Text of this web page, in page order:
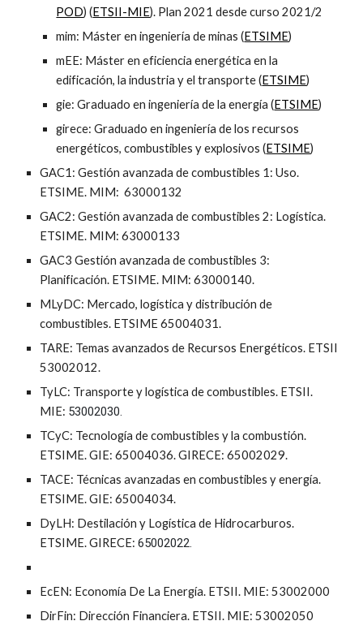
POD) (ETSII-MIE). Plan 2021desdecurso 2021/2
mim: Máster en ingeniería de minas (ETSIME)
mEE: Máster en eficiencia energética en la
edificación, la industria y el transporte (ETSIME)
gie: Graduado en ingeniería de la energía (ETSIME)
girece: Graduado en ingeniería de los recursos
energéticos, combustibles y explosivos (ETSIME)
GAC1: Gestión avanzada de combustibles 1: Uso.
ETSIME. MIM: 63000132
GAC2: Gestión avanzada de combustibles 2: Logística.
ETSIME. MIM: 63000133
GAC3 Gestión avanzada de combustibles 3:
Planificación. ETSIME. MIM: 63000140.
MLyDC: Mercado, logística y distribución de
combustibles. ETSIME 65004031.
TARE: Temas avanzados de Recursos Energéticos. ETSII
53002012.
TyLC: Transporte y logística de combustibles. ETSII.
MIE: 53002030.
TCyC: Tecnología de combustibles y la combustión.
ETSIME.GIE: 65004036. GIRECE: 65002029.
TACE: Técnicas avanzadas en combustibles y energía.
ETSIME. GIE: 65004034.
DyLH: Destilación y Logística de Hidrocarburos.
ETSIME. GIRECE:65002022.
EcEN: Economía De La Energía. ETSII. MIE:53002000
DirFin: Dirección Financiera. ETSII. MIE:53002050